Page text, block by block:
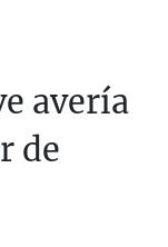
avería
de